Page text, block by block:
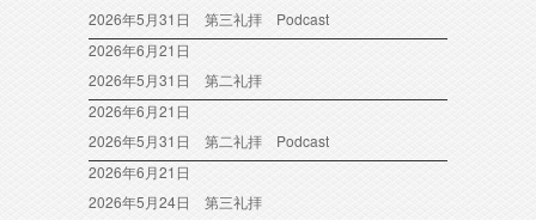
2026年5月31日 第三礼拝 Podcast
2026年6月21日
2026年5月31日 第二礼拝
2026年6月21日
2026年5月31日 第二礼拝 Podcast
2026年6月21日
2026年5月24日 第三礼拝